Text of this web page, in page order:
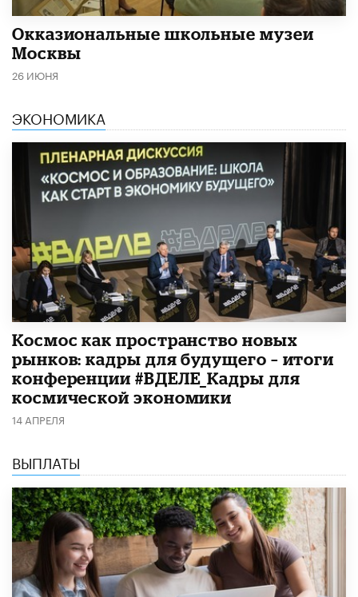
​Окказиональные школьные музеи
Москвы
26 ИЮНЯ
ЭКОНОМИКА
Космос как пространство новых
рынков: кадры для будущего – итоги
конференции #ВДЕЛЕ_Кадры для
космической экономики
14 АПРЕЛЯ
ВЫПЛАТЫ